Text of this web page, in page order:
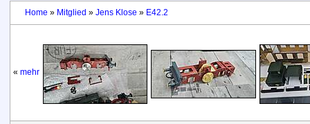
Home » Mitglied » Jens Klose » E42.2
« mehr